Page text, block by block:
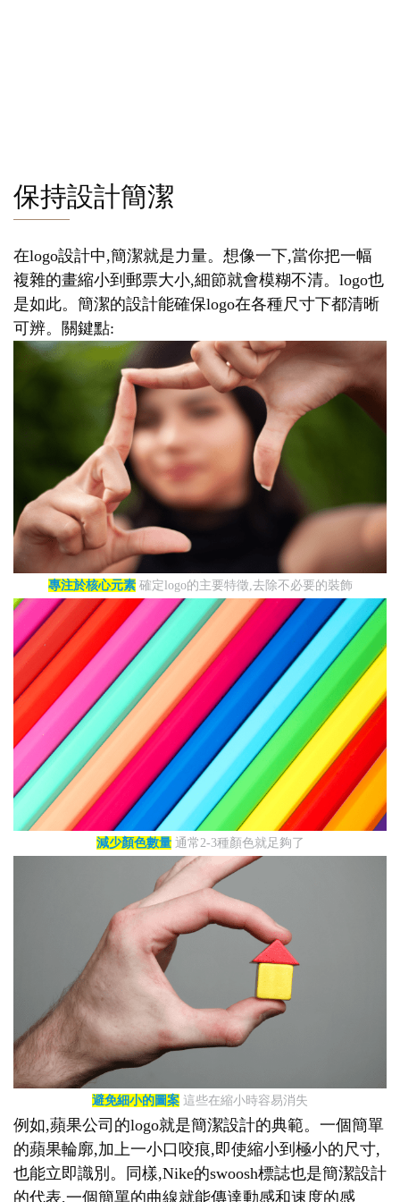
保持設計簡潔
在logo設計中,簡潔就是力量。想像一下,當你把一幅
複雜的畫縮小到郵票大小,細節就會模糊不清。logo也
是如此。簡潔的設計能確保logo在各種尺寸下都清晰
可辨。關鍵點:
專注於核心元素確定logo的主要特徵,去除不必要的裝飾
減少顏色數量通常2-3種顏色就足夠了
避免細小的圖案 這些在縮小時容易消失
例如,蘋果公司的logo就是簡潔設計的典範。一個簡單
的蘋果輪廓,加上一小口咬痕,即使縮小到極小的尺寸,
也能立即識別。同樣,Nike的swoosh標誌也是簡潔設計
的代表,一個簡單的曲線就能傳達動感和速度的感